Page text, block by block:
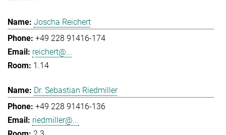
Joscha Reichert
+49 228 91416-174
reichert@...
1.14
Dr. Sebastian Riedmiller
+49 228 91416-136
riedmiller@...